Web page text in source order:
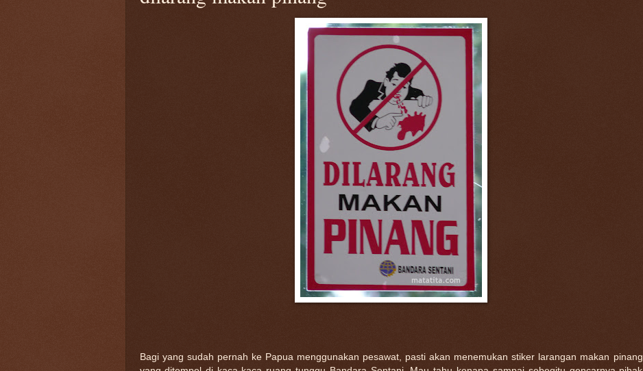
Bagi yang sudah pernah ke Papua menggunakan pesawat, pasti akan menemukan stiker larangan makan pinang